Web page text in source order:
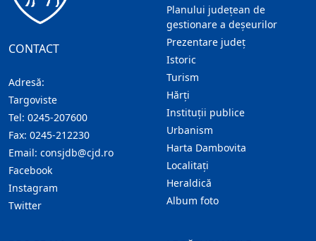
CONTACT
Adresă:
Targoviste
Tel: 0245-207600
Fax: 0245-212230
Email: consjdb@cjd.ro
Facebook
Instagram
Twitter
Planului județean de
gestionare a deșeurilor
Prezentare judeţ
Istoric
Turism
Hărţi
Instituţii publice
Urbanism
Harta Dambovita
Localitaţi
Heraldică
Album foto